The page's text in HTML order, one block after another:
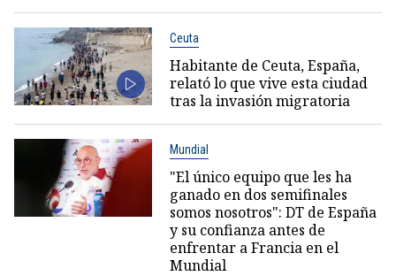
Ceuta
Habitante de Ceuta, España,
relató lo que vive esta ciudad
tras la invasión migratoria
Mundial
"El único equipo que les ha
ganado en dos semifinales
somos nosotros": DT de España
y su confianza antes de
enfrentar a Francia en el
Mundial